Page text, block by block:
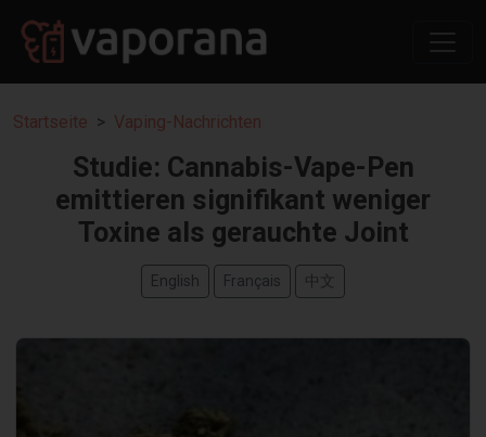
Startseite Vaping-Nachrichten
Studie: Cannabis-Vape-Pen
emittieren signifikant weniger
Toxine als gerauchte Joint
English Français 中文